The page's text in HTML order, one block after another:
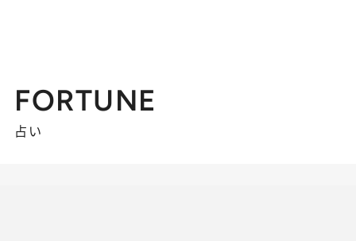
FORTUNE
占い